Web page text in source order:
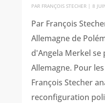
PAR FRANÇOIS STECHER| 8
Par François
Allemagne de
d'Angela Merkel se
Allemagne. Pour
François Stecher
reconfiguration